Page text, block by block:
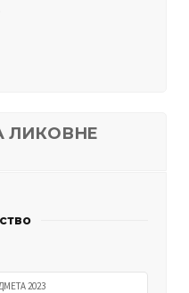
ЛИКOВНE
2023